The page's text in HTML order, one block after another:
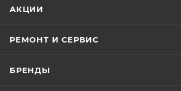
АКЦИИ
РЕМОНТ И СЕРВИС
БРЕНДЫ